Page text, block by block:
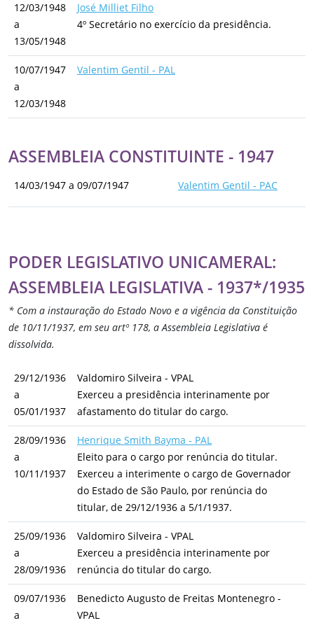
12/03/1948
a
13/05/1948
José Milliet Filho
4º Secretário no exercício da presidência.
10/07/1947
a
12/03/1948
Valentim Gentil - PAL
ASSEMBLEIA CONSTITUINTE - 1947
14/03/1947 a 09/07/1947 Valentim Gentil - PAC
PODER LEGISLATIVO UNICAMERAL:
ASSEMBLEIA LEGISLATIVA - 1937*/1935
* Com a instauração do Estado Novo e a vigência da Constituição
de 10/11/1937, em seu artº 178, a Assembleia Legislativa é
dissolvida.
29/12/1936
a
05/01/1937
Valdomiro Silveira - VPAL
Exerceu a presidência interinamente por
afastamento do titular do cargo.
28/09/1936
a
10/11/1937
Henrique Smith Bayma - PAL
Eleito para o cargo por renúncia do titular.
Exerceu a interimente o cargo de Governador
do Estado de São Paulo, por renúncia do
titular, de 29/12/1936 a 5/1/1937.
25/09/1936
a
28/09/1936
Valdomiro Silveira - VPAL
Exerceu a presidência interinamente por
renúncia do titular do cargo.
09/07/1936
a
Benedicto Augusto de Freitas Montenegro -
VPAL